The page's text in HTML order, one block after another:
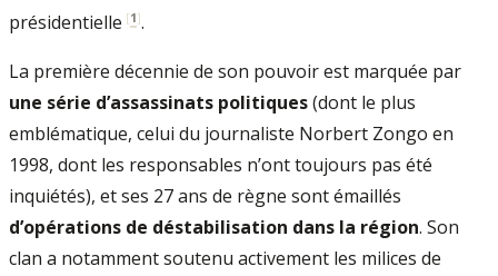
présidentielle [1].
La première décennie de son pouvoir est marquée par
une série d’assassinats politiques(dont le plus
emblématique, celui du journaliste Norbert Zongo en
1998, dont les responsables n’ont toujours pas été
inquiétés), et ses 27 ans de règne sont émaillés
d’opérations de déstabilisation dans la région. Son
clan a notamment soutenu activement les milices de